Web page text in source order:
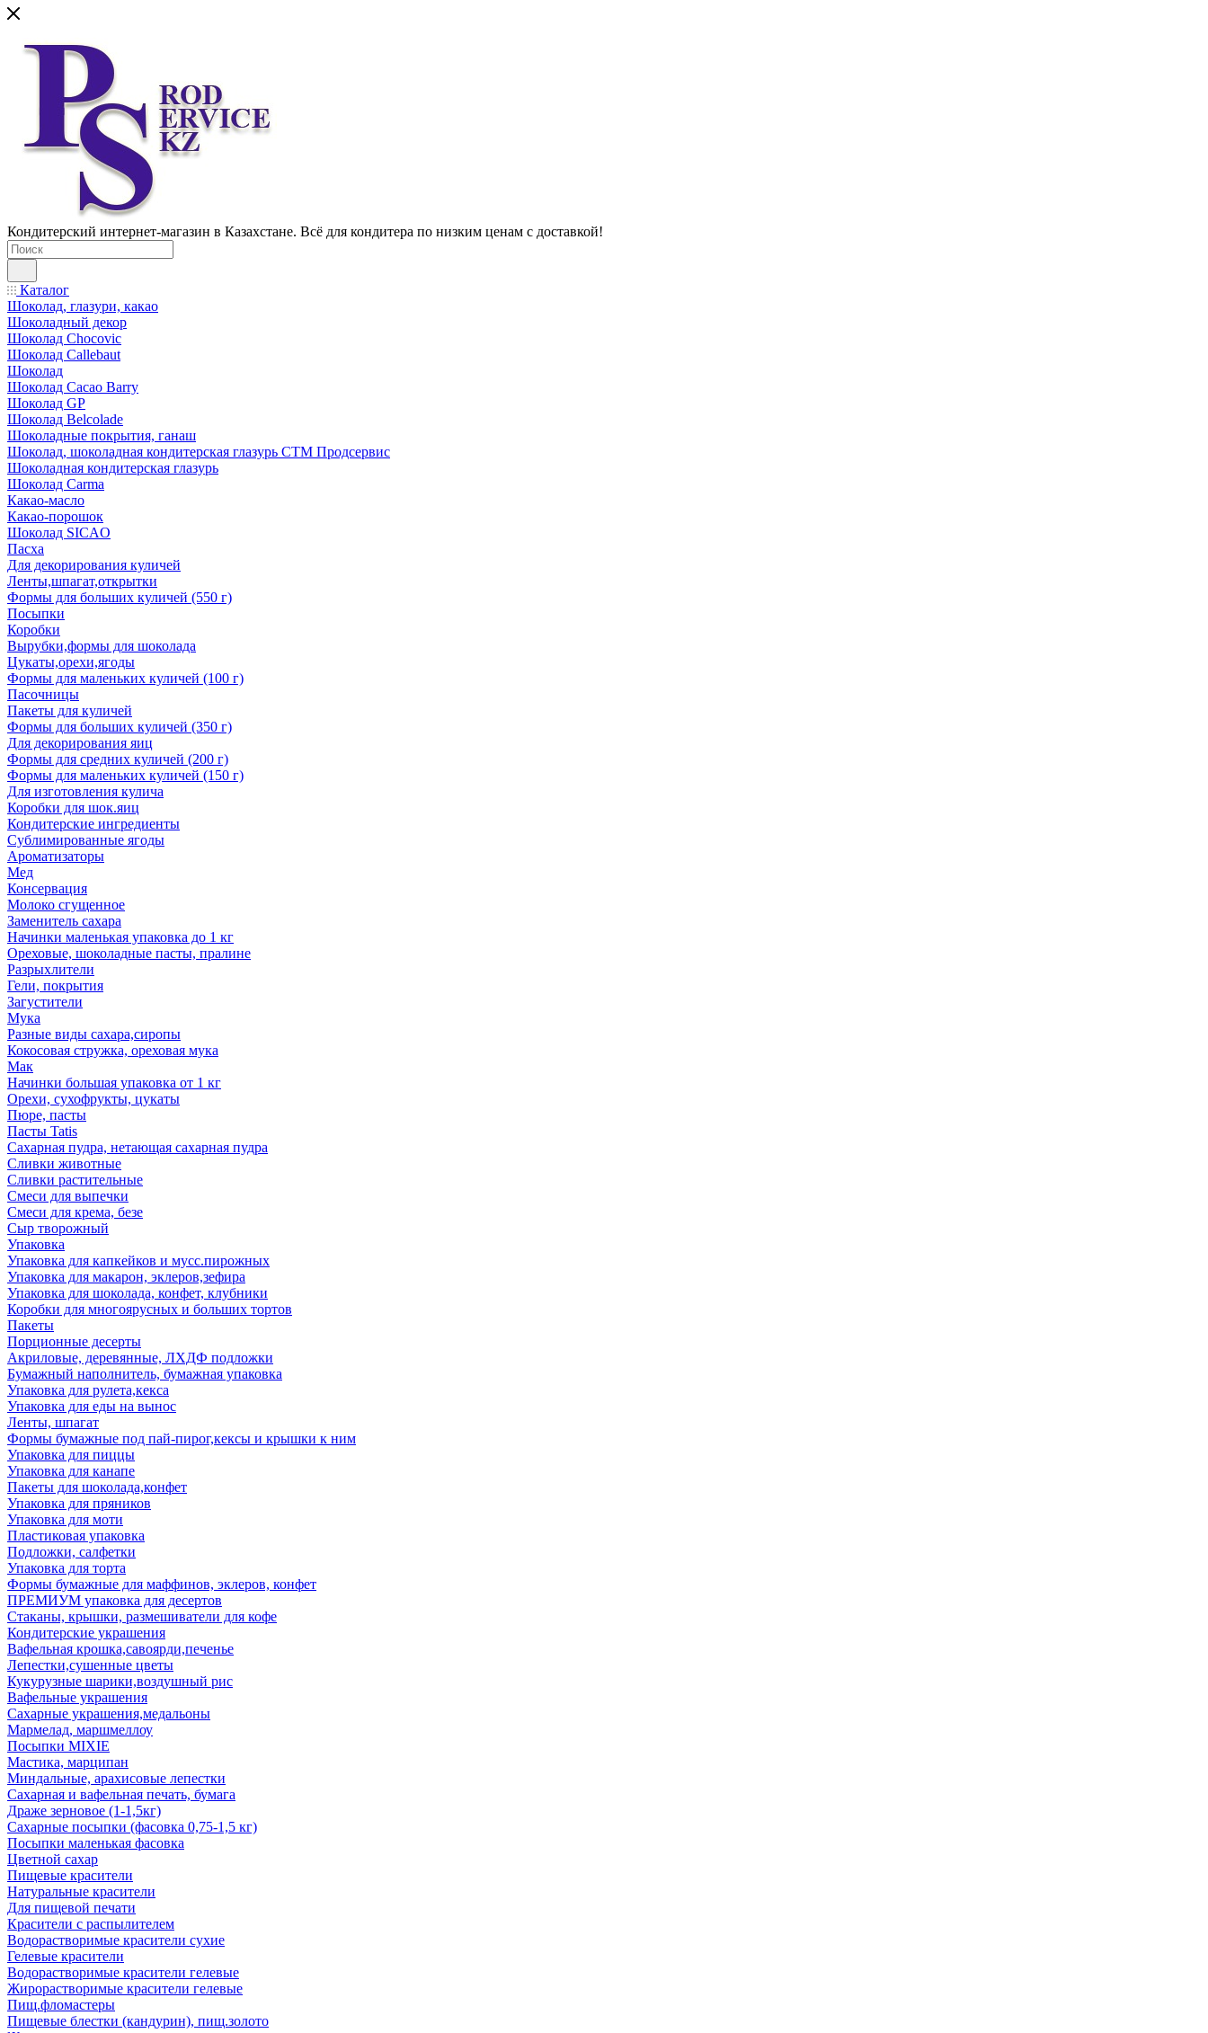
Кондитерский интернет-магазин в Казахстане. Всё для кондитера по низким ценам с доставкой!
Каталог
Шоколад, глазури, какао
Шоколадный декор
Шоколад Chocovic
Шоколад Callebaut
Шоколад
Шоколад Cacao Barry
Шоколад GP
Шоколад Belcolade
Шоколадные покрытия, ганаш
Шоколад, шоколадная кондитерская глазурь СТМ Продсервис
Шоколадная кондитерская глазурь
Шоколад Carma
Какао-масло
Какао-порошок
Шоколад SICAO
Пасха
Для декорирования куличей
Ленты,шпагат,открытки
Формы для больших куличей (550 г)
Посыпки
Коробки
Вырубки,формы для шоколада
Цукаты,орехи,ягоды
Формы для маленьких куличей (100 г)
Пасочницы
Пакеты для куличей
Формы для больших куличей (350 г)
Для декорирования яиц
Формы для средних куличей (200 г)
Формы для маленьких куличей (150 г)
Для изготовления кулича
Коробки для шок.яиц
Кондитерские ингредиенты
Сублимированные ягоды
Ароматизаторы
Мед
Консервация
Молоко сгущенное
Заменитель сахара
Начинки маленькая упаковка до 1 кг
Ореховые, шоколадные пасты, пралине
Разрыхлители
Гели, покрытия
Загустители
Мука
Разные виды сахара,сиропы
Кокосовая стружка, ореховая мука
Мак
Начинки большая упаковка от 1 кг
Орехи, сухофрукты, цукаты
Пюре, пасты
Пасты Tatis
Сахарная пудра, нетающая сахарная пудра
Сливки животные
Сливки растительные
Смеси для выпечки
Смеси для крема, безе
Сыр творожный
Упаковка
Упаковка для капкейков и мусс.пирожных
Упаковка для макарон, эклеров,зефира
Упаковка для шоколада, конфет, клубники
Коробки для многоярусных и больших тортов
Пакеты
Порционные десерты
Акриловые, деревянные, ЛХДФ подложки
Бумажный наполнитель, бумажная упаковка
Упаковка для рулета,кекса
Упаковка для еды на вынос
Ленты, шпагат
Формы бумажные под пай-пирог,кексы и крышки к ним
Упаковка для пиццы
Упаковка для канапе
Пакеты для шоколада,конфет
Упаковка для пряников
Упаковка для моти
Пластиковая упаковка
Подложки, салфетки
Упаковка для торта
Формы бумажные для маффинов, эклеров, конфет
ПРЕМИУМ упаковка для десертов
Стаканы, крышки, размешиватели для кофе
Кондитерские украшения
Вафельная крошка,савоярди,печенье
Лепестки,сушенные цветы
Кукурузные шарики,воздушный рис
Вафельные украшения
Сахарные украшения,медальоны
Мармелад, маршмеллоу
Посыпки MIXIE
Мастика, марципан
Миндальные, арахисовые лепестки
Сахарная и вафельная печать, бумага
Драже зерновое (1-1,5кг)
Сахарные посыпки (фасовка 0,75-1,5 кг)
Посыпки маленькая фасовка
Цветной сахар
Пищевые красители
Натуральные красители
Для пищевой печати
Красители с распылителем
Водорастворимые красители сухие
Гелевые красители
Водорастворимые красители гелевые
Жирорастворимые красители гелевые
Пищ.фломастеры
Пищевые блестки (кандурин), пищ.золото